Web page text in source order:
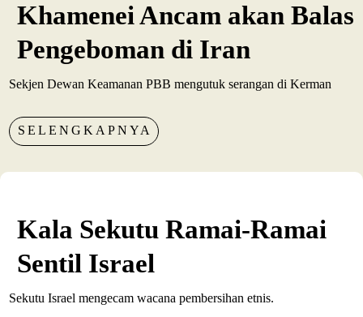
Khamenei Ancam akan Balas
Pengeboman di Iran
Sekjen Dewan Keamanan PBB mengutuk serangan di Kerman
SELENGKAPNYA
Kala Sekutu Ramai-Ramai
Sentil Israel
Sekutu Israel mengecam wacana pembersihan etnis.